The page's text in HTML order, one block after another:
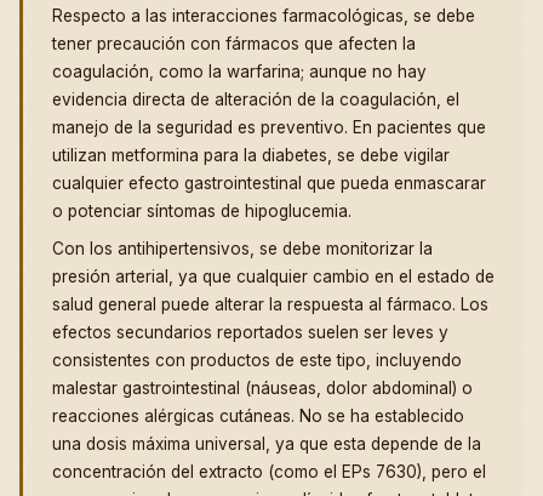
Respecto a las interacciones farmacológicas, se debe
tener precaución con fármacos que afecten la
coagulación, como la warfarina; aunque no hay
evidencia directa de alteración de la coagulación, el
manejo de la seguridad es preventivo. En pacientes que
utilizan metformina para la diabetes, se debe vigilar
cualquier efecto gastrointestinal que pueda enmascarar
o potenciar síntomas de hipoglucemia.
Con los antihipertensivos, se debe monitorizar la
presión arterial, ya que cualquier cambio en el estado de
salud general puede alterar la respuesta al fármaco. Los
efectos secundarios reportados suelen ser leves y
consistentes con productos de este tipo, incluyendo
malestar gastrointestinal (náuseas, dolor abdominal) o
reacciones alérgicas cutáneas. No se ha establecido
una dosis máxima universal, ya que esta depende de la
concentración del extracto (como el EPs 7630), pero el